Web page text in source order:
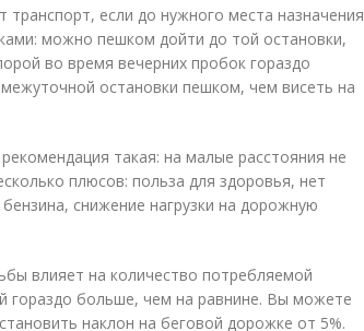
транспорт, если до нужного места назначения
можно пешком дойти до той остановки,
во время вечерних пробок гораздо
остановки пешком, чем висеть на
такая: на малые расстояния не
плюсов: польза для здоровья, нет
снижение нагрузки на дорожную
влияет на количество потребляемой
гораздо больше, чем на равнине. Вы можете
наклон на беговой дорожке от 5%.